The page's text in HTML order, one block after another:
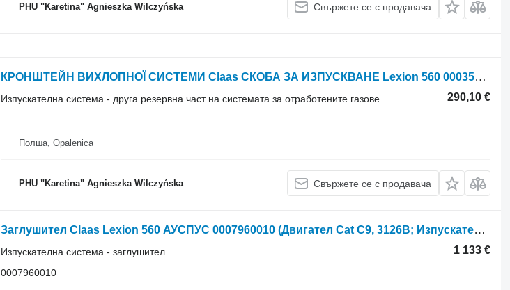
PHU "Karetina" Agnieszka Wilczyńska Свържете се с продавача
КРОНШТЕЙН ВИХЛОПНОЇ СИСТЕМИ Claas СКОБА ЗА ИЗПУСКВАНЕ Lexion 560 0003501082 (Двигател Cat C9, 3126b; Изпускателна система) за зърнокомбайн Claas Lexion 560
290,10 €
Изпускателна система - друга резервна част на системата за отработените газове
Полша, Opalenica
PHU "Karetina" Agnieszka Wilczyńska Свържете се с продавача
Заглушител Claas Lexion 560 АУСПУС 0007960010 (Двигател Cat C9, 3126B; Изпускателна система) за зърнокомбайн Claas Lexion 560
1 133 €
Изпускателна система - заглушител
0007960010